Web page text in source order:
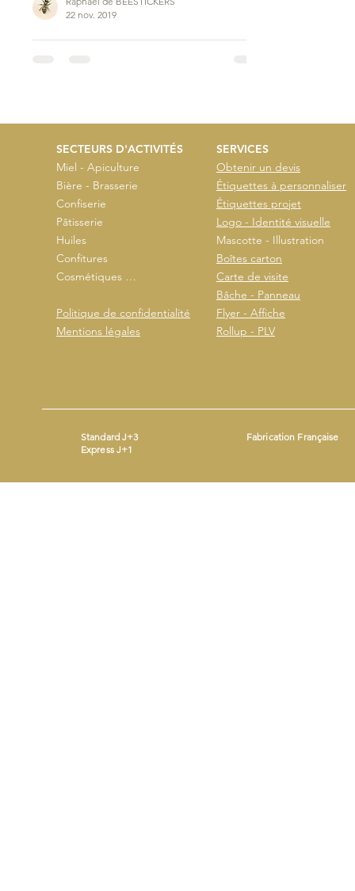
Pierre MAINGRE • Lainville-en-Vexin (Yvelines)
22 nov. 2019
SECTEURS D'ACTIVITÉS
Miel - Apiculture
Bière - Brasserie
Confiserie
Pâtisserie
Huiles
Confitures
Cosmétiques …
Politique de confidentialité
Mentions légales
SERVICES
Obtenir un devis
Étiquettes à personnaliser
Étiquettes projet
Logo - Identité visuelle
Mascotte - Illustration
Boîtes carton
Carte de visite
Bâche - Panneau
Flyer - Affiche
Rollup - PLV
Standard J+3
Express J+1
Fabrication Française